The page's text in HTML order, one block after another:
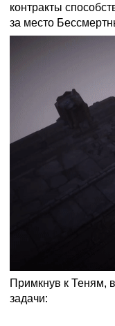
контракты
за место
Примкнув к Теням,
задачи: